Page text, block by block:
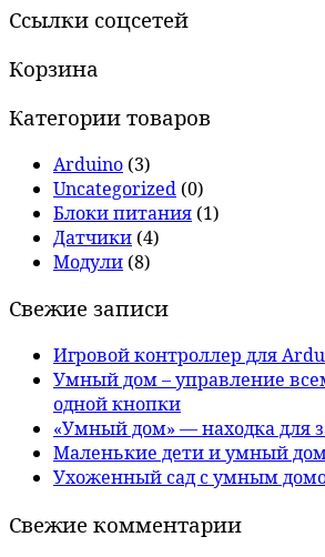
Ссылки соцсетей
Корзина
Категории товаров
Arduino (3)
Uncategorized (0)
Блоки питания (1)
Датчики (4)
Модули (8)
Свежие записи
Игровой контроллер для
Умный дом – управление
одной кнопки
«Умный дом» — находка для
Маленькие дети и умный
Ухоженный сад с умным
Свежие комментарии